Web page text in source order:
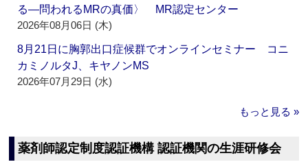
る―問われるMRの真価〉 MR認定センター
2026年08月06日 (木)
8月21日に胸郭出口症候群でオンラインセミナー コニ
カミノルタJ、キヤノンMS
2026年07月29日 (水)
もっと見る »
薬剤師認定制度認証機構 認証機関の生涯研修会